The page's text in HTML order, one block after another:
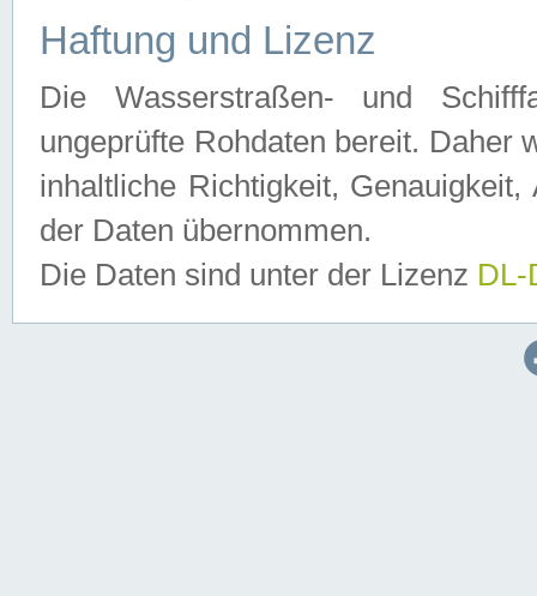
Haftung und Lizenz
Die Wasserstraßen- und
ungeprüfte Rohdaten bereit. Daher
inhaltliche Richtigkeit,
der Daten übernommen.
Die Daten sind unter der Lizenz